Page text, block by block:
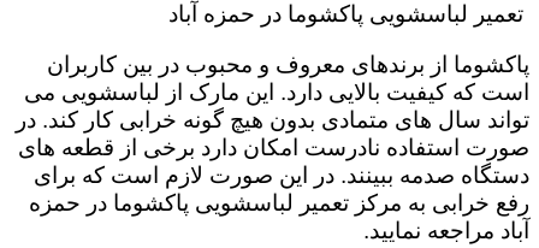
تعمیر لباسشویی پاکشوما در حمزه آباد
پاکشوما از برندهای معروف و محبوب در بین کاربران
است که کیفیت بالایی دارد. این مارک از لباسشویی می
تواند سال های متمادی بدون هیچ گونه خرابی کار کند. در
صورت استفاده نادرست امکان دارد برخی از قطعه های
دستگاه صدمه ببینند. در این صورت لازم است که برای
رفع خرابی به مرکز تعمیر لباسشویی پاکشوما در حمزه
آباد مراجعه نمایید.